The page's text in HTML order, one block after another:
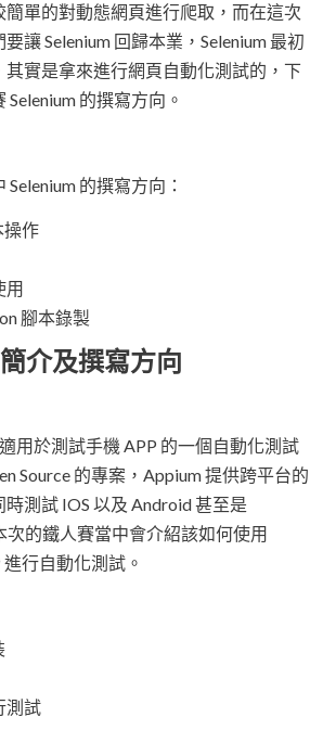
單的對動態網頁進行爬取，而在這次
讓 Selenium 回歸本業，Selenium 最初
實是拿來進行網頁自動化測試的，下
的撰寫方向。
的撰寫方向：
操作
用
腳本錄製
介及撰寫方向
用於測試手機 APP 的一個自動化測試
Source 的專案，Appium 提供跨平台的
測試 IOS 以及 Android 甚至是
次的鐵人賽當中會介紹該如何使用
行自動化測試。
測試